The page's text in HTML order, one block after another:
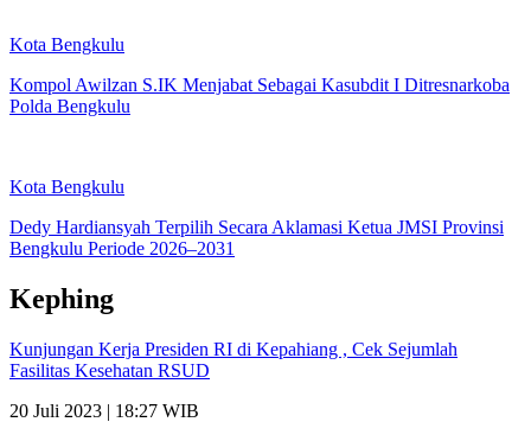
Kota Bengkulu
Kompol Awilzan S.IK Menjabat Sebagai Kasubdit I Ditresnarkoba
Polda Bengkulu
Kota Bengkulu
Dedy Hardiansyah Terpilih Secara Aklamasi Ketua JMSI Provinsi
Bengkulu Periode 2026–2031
Kephing
Kunjungan Kerja Presiden RI di Kepahiang , Cek Sejumlah
Fasilitas Kesehatan RSUD
20 Juli 2023 | 18:27 WIB